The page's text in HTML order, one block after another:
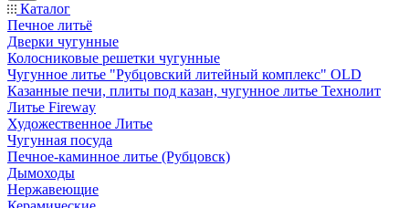
Каталог
Печное литьё
Дверки чугунные
Колосниковые решетки чугунные
Чугунное литье "Рубцовский литейный комплекс" OLD
Казанные печи, плиты под казан, чугунное литье Технолит
Литье Fireway
Художественное Литье
Чугунная посуда
Печное-каминное литье (Рубцовск)
Дымоходы
Нержавеющие